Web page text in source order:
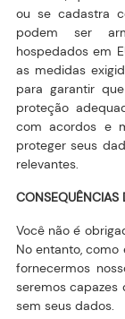
ou se cadastra
podem ser
hospedados em
as medidas
para garantir
proteção
com acordos e
proteger seus
relevantes.
CONSEQUÊNCIAS
Você não é
No entanto, como
fornecermos
seremos capazes
sem seus dados.